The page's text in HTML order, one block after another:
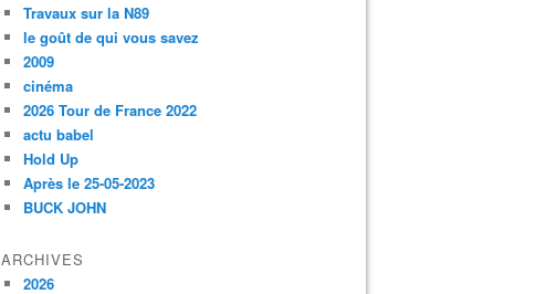
Travaux sur la N89
le goût de qui vous savez
2009
cinéma
2026 Tour de France 2022
actu babel
Hold Up
Après le 25-05-2023
BUCK JOHN
ARCHIVES
2026